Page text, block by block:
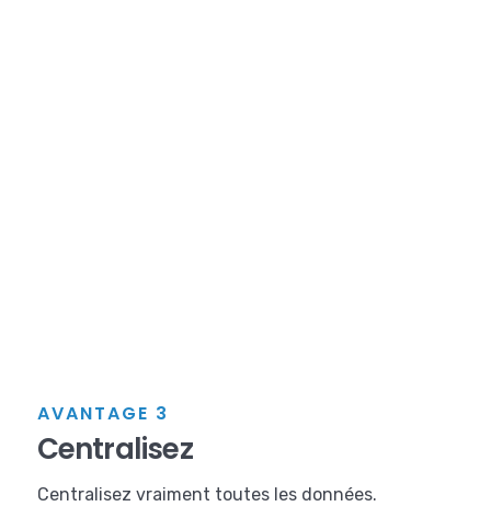
AVANTAGE 3
Centralisez
Centralisez vraiment toutes les données.